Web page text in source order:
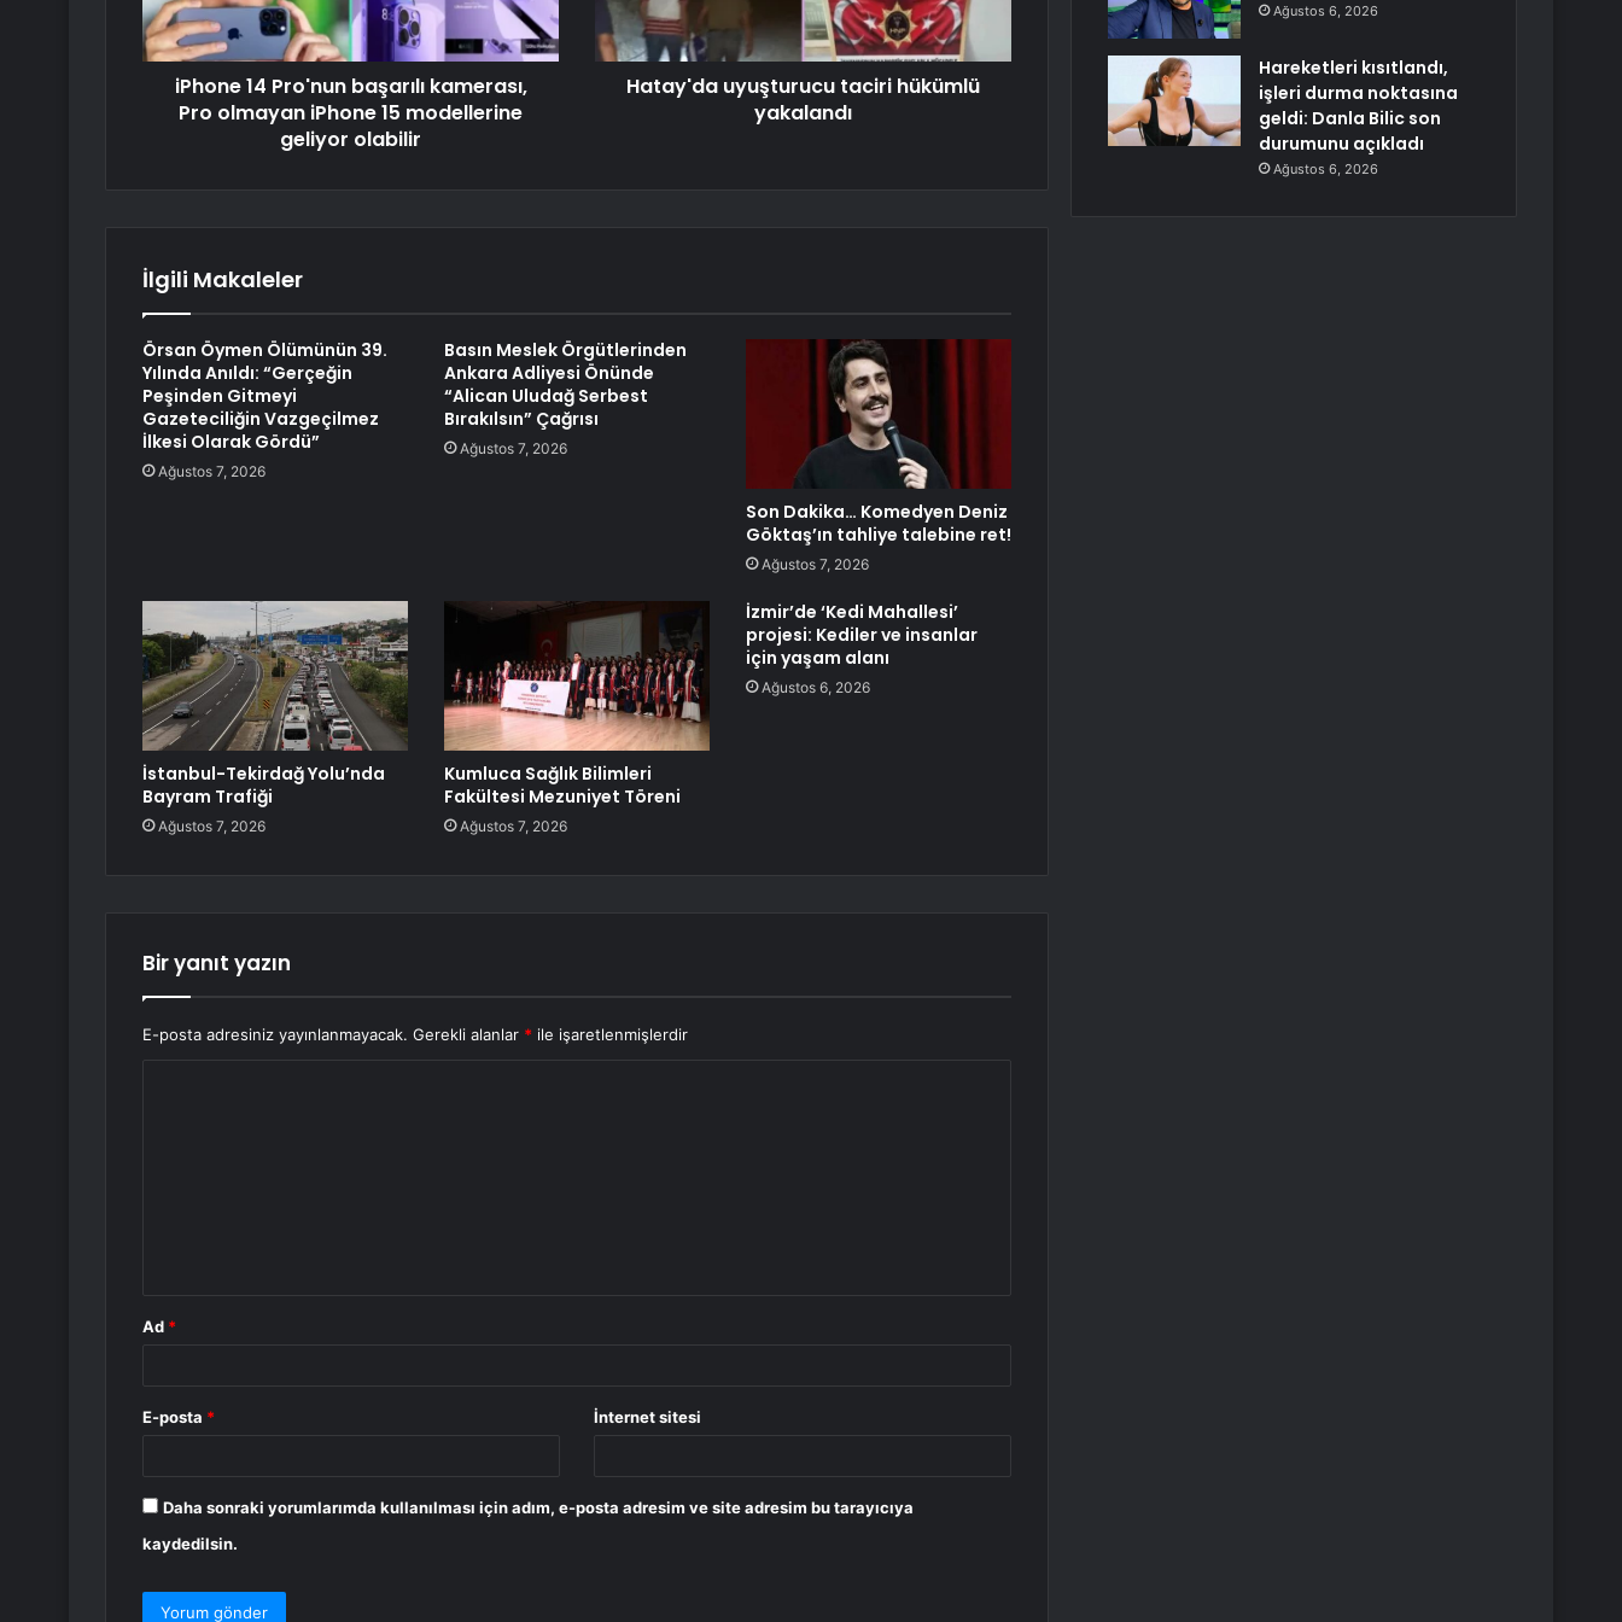
iPhone 14 Pro'nun başarılı kamerası,
Pro olmayan iPhone 15 modellerine
geliyor olabilir
Hatay'da uyuşturucu taciri hükümlü
yakalandı
İlgili Makaleler
Örsan Öymen Ölümünün 39.
Yılında Anıldı: “Gerçeğin
Peşinden Gitmeyi
Gazeteciliğin Vazgeçilmez
İlkesi Olarak Gördü”
Ağustos 7, 2026
Basın Meslek Örgütlerinden
Ankara Adliyesi Önünde
“Alican Uludağ Serbest
Bırakılsın” Çağrısı
Ağustos 7, 2026
Son Dakika… Komedyen Deniz
Göktaş’ın tahliye talebine ret!
Ağustos 7, 2026
İstanbul-Tekirdağ Yolu’nda
Bayram Trafiği
Ağustos 7, 2026
Kumluca Sağlık Bilimleri
Fakültesi Mezuniyet Töreni
Ağustos 7, 2026
İzmir’de ‘Kedi Mahallesi’
projesi: Kediler ve insanlar
için yaşam alanı
Ağustos 6, 2026
Bir yanıt yazın
E-posta adresiniz yayınlanmayacak. Gerekli alanlar * ile işaretlenmişlerdir
Ad *
E-posta * İnternet sitesi
Daha sonraki yorumlarımda kullanılması için adım, e-posta adresim ve site adresim bu tarayıcıya
kaydedilsin.
Ağustos 6, 2026
Hareketleri kısıtlandı,
işleri durma noktasına
geldi: Danla Bilic son
durumunu açıkladı
Ağustos 6, 2026